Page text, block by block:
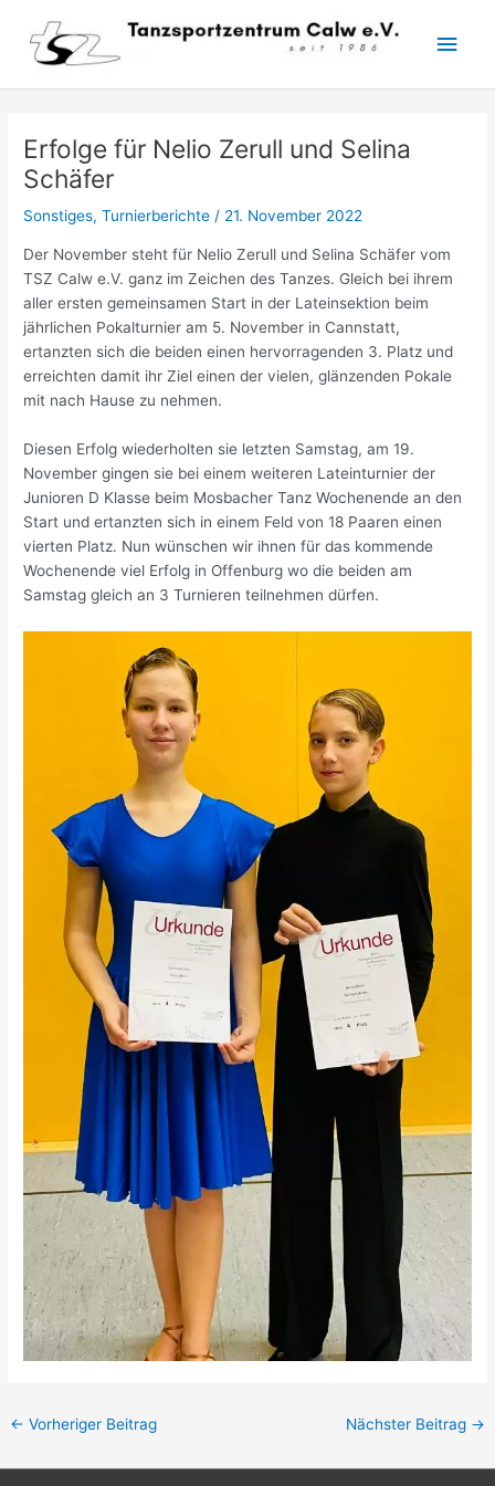
Inhalt
springen
Erfolge für Nelio Zerull und Selina
Schäfer
Sonstiges,Turnierberichte / 21. November 2022
Der November steht für Nelio Zerull und Selina Schäfer vom
TSZ Calw e.V. ganz im Zeichen des Tanzes. Gleich bei ihrem
aller ersten gemeinsamen Start in der Lateinsektion beim
jährlichen Pokalturnier am 5. November in Cannstatt,
ertanzten sich die beiden einen hervorragenden 3. Platz und
erreichten damit ihr Ziel einen der vielen, glänzenden Pokale
mit nach Hause zu nehmen.
Diesen Erfolg wiederholten sie letzten Samstag, am 19.
November gingen sie bei einem weiteren Lateinturnier der
Junioren D Klasse beim Mosbacher Tanz Wochenende an den
Start und ertanzten sich in einem Feld von 18 Paaren einen
vierten Platz. Nun wünschen wir ihnen für das kommende
Wochenende viel Erfolg in Offenburg wo die beiden am
Samstag gleich an 3 Turnieren teilnehmen dürfen.
← Vorheriger Beitrag Nächster Beitrag →